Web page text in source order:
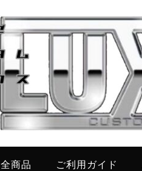
全商品 ご利用ガイド